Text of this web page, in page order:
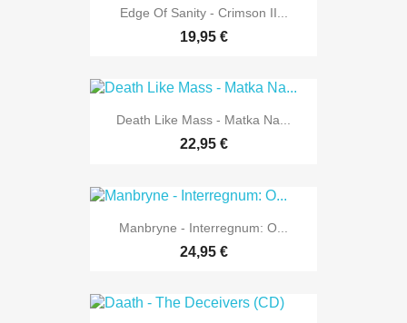
Edge Of Sanity - Crimson II...
19,95 €
Death Like Mass - Matka Na...
22,95 €
Manbryne - Interregnum: O...
24,95 €